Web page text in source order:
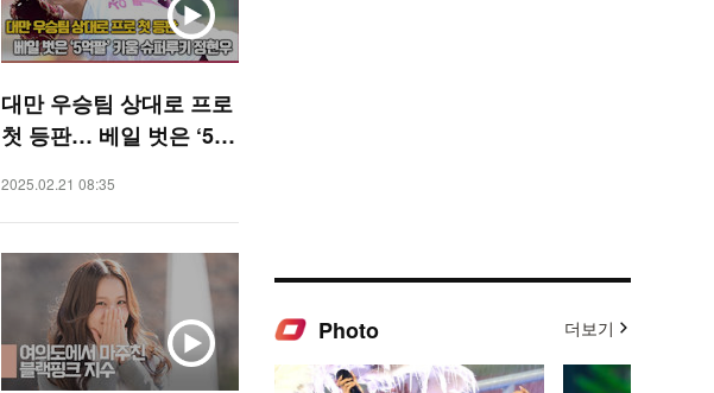
대만 우승팀 상대로 프로
첫 등판… 베일 벗은 ‘5억
[O! SPORTS]
2025.02.21 08:35
Photo 더보기